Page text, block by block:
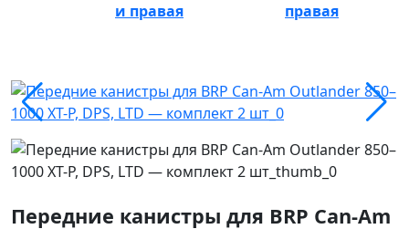
и правая
правая
Передние канистры для BRP Can-Am